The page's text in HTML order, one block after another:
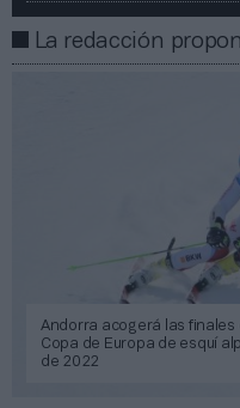
La redacción
Andorra acogerá las finales
Copa de Europa de esquí
de 2022